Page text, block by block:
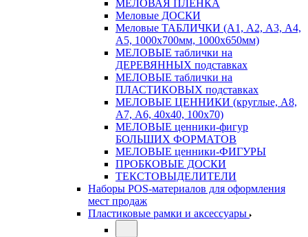
МЕЛОВАЯ ПЛЕНКА
Меловые ДОСКИ
Меловые ТАБЛИЧКИ (А1, А2, А3, А4,
А5, 1000х700мм, 1000х650мм)
МЕЛОВЫЕ таблички на
ДЕРЕВЯННЫХ подставках
МЕЛОВЫЕ таблички на
ПЛАСТИКОВЫХ подставках
МЕЛОВЫЕ ЦЕННИКИ (круглые, А8,
А7, А6, 40х40, 100х70)
МЕЛОВЫЕ ценники-фигур
БОЛЬШИХ ФОРМАТОВ
МЕЛОВЫЕ ценники-ФИГУРЫ
ПРОБКОВЫЕ ДОСКИ
ТЕКСТОВЫДЕЛИТЕЛИ
Наборы POS-материалов для оформления
мест продаж
Пластиковые рамки и аксессуары